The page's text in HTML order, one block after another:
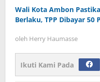
Wali Kota Ambon
Berlaku, TPP Dibayar 50
oleh Herry Haumasse
Ikuti Kami Pada